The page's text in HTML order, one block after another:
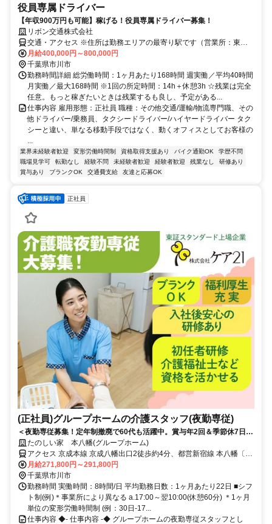
役員専属ドライバー
【年収900万円も可能】稼げる！役員専属ドライバー募集！
リボン交通株式会社
交通・アクセス ※住所は勤務エリアの最寄り駅です（営業所：東京
都江東区千石1-9-8）
月給400,000円～800,000円
千葉県市川市
勤務時間詳細 総労働時間：1ヶ月あたり168時間 週実働／平均40時間
月実働／最大168時間 ※1回の所定時間：14h＋休憩3h ☆残業は完全
任意。もっと稼ぎたいときは残業するも良し、予定がある...
仕事内容 雇用形態：正社員 職種：その他交通/運輸/物流専門職、その
他ドライバー/乗務員、タクシードライバー/ハイヤードライバー タク
シーと違い、単なる移動手段ではなく、動くオフィスとしてお客様の
...
業界未経験者歓迎 変形労働時間制 資格取得支援あり バイク通勤OK
学歴不問
職場見学可
転勤なし 経験不問 未経験者歓迎 経験者歓迎 残業なし
研修あり
賞与あり
ブランクOK 交通費支給 友達と応募OK
正社員
(正社員)グループホームの介護スタッフ(夜勤専従)
＜夜勤専従募集！定年制撤廃で60代も活躍中。賞与年2回＆季節休7日◎
少ない日数でしっかり稼げる！＞賞与年2回＆昇給あり！定年制撤廃で
長く安定して働けます。少人数制で寄り添うケアができる温かいグルー
プホームです◎
たのしい家 本八幡(グループホーム)
アクセス 京成本線 京成八幡出口2徒歩約4分、都営新宿線 本八幡〔新
宿線〕A6口徒歩約5分、京成本線 菅野南口徒歩約7分 各線「本八幡」
駅から徒歩約9分
月給271,800円～291,800円
千葉県市川市
勤務時間 実働時間：8時間/日 平均勤務日数：1ヶ月あたり22日 ■シフ
ト制(例)＊事業所により異なる a.17:00～翌10:00(休憩60分) ＊1ヶ月
単位の変形労働時間制 (例：30日-17...
仕事内容 ◆- 仕事内容 -◆ グループホームの夜勤専従スタッフとし